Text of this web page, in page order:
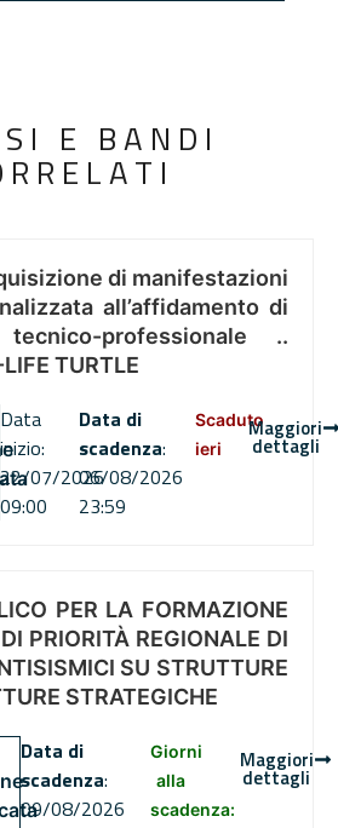
E BANDI
di manifestazioni
all’affidamento di
professionale ..
TURTLE
Data
inizio:
22/07/2026
09:00
Data di
scadenza:
06/08/2026
23:59
Scaduto
ieri
Maggiori
dettagli
PER LA FORMAZIONE
PRIORITÀ REGIONALE DI
SU STRUTTURE
STRATEGICHE
Data di
scadenza:
09/08/2026
Giorni
alla
scadenza:
Maggiori
dettagli